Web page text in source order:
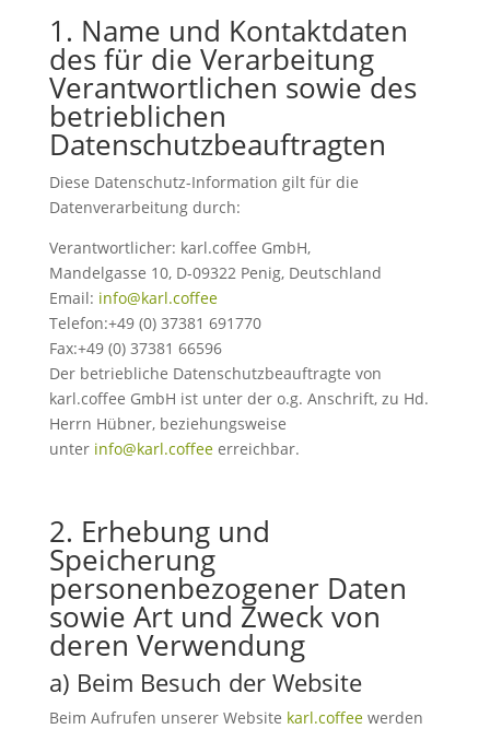
1. Name und Kontaktdaten
des für die Verarbeitung
Verantwortlichen sowie des
betrieblichen
Datenschutzbeauftragten
Diese Datenschutz-Information gilt für die
Datenverarbeitung durch:
Verantwortlicher: karl.coffee GmbH,
Mandelgasse 10, D-09322 Penig, Deutschland
Email: info@karl.coffee
Telefon:+49 (0) 37381 691770
Fax:+49 (0) 37381 66596
Der betriebliche Datenschutzbeauftragte von
karl.coffee GmbH ist unter der o.g. Anschrift, zu Hd.
Herrn Hübner, beziehungsweise
unter info@karl.coffeeerreichbar.
2. Erhebung und
Speicherung
personenbezogener Daten
sowie Art und Zweck von
deren Verwendung
a) Beim Besuch der Website
Beim Aufrufen unserer Website karl.coffeewerden